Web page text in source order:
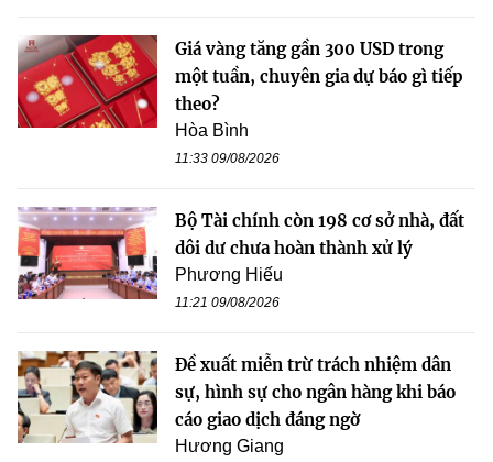
Giá vàng tăng gần 300 USD trong
một tuần, chuyên gia dự báo gì tiếp
theo?
Hòa Bình
11:33 09/08/2026
Bộ Tài chính còn 198 cơ sở nhà, đất
dôi dư chưa hoàn thành xử lý
Phương Hiếu
11:21 09/08/2026
Đề xuất miễn trừ trách nhiệm dân
sự, hình sự cho ngân hàng khi báo
cáo giao dịch đáng ngờ
Hương Giang